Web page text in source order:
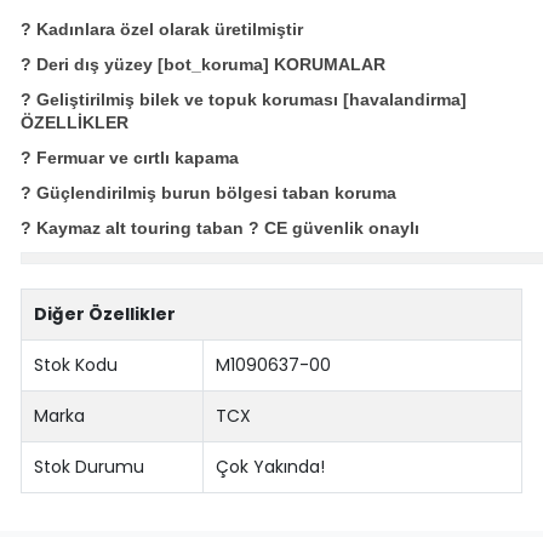
? Kadınlara özel olarak üretilmiştir
? Deri dış yüzey [bot_koruma] KORUMALAR
? Geliştirilmiş bilek ve topuk koruması [havalandirma]
ÖZELLİKLER
? Fermuar ve cırtlı kapama
? Güçlendirilmiş burun bölgesi taban koruma
? Kaymaz alt touring taban ? CE güvenlik onaylı
Diğer Özellikler
Stok Kodu M1090637-00
Marka TCX
Stok Durumu Çok Yakında!